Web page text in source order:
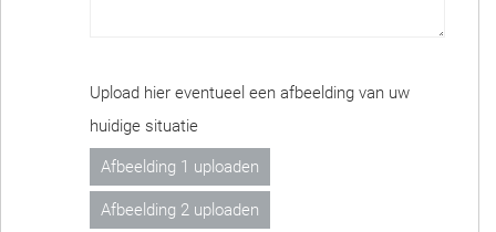
Upload hier eventueel een afbeelding van uw
huidige situatie
Afbeelding 1 uploaden
Afbeelding 2 uploaden